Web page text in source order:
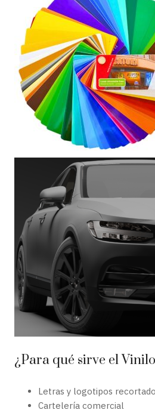
¿Para qué sirve el
Letras y logotipos
Cartelería comercial